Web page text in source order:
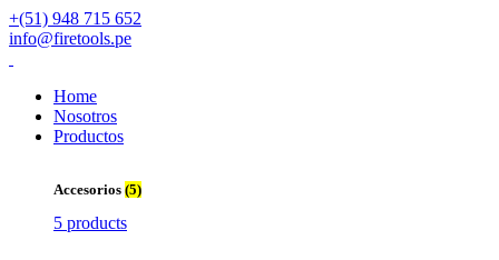
+(51) 948 715 652
info@firetools.pe
Home
Nosotros
Productos
Accesorios (5)
5 products